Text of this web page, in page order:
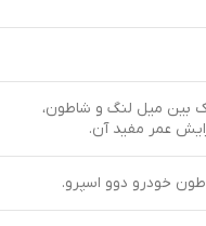
بین میل لنگ و شاطون،
عمر مفید آن.
خودرو دوو اسپرو.